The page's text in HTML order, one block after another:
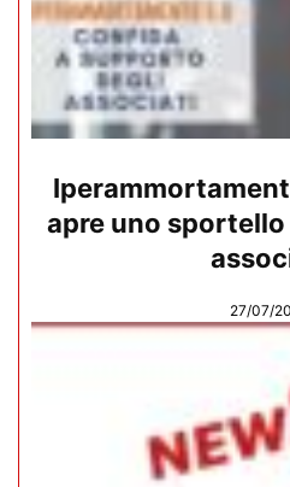
apre uno
27/07/